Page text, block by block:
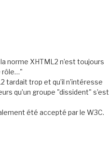
norme XHTML2 n’est toujours
rôle…"
tardait trop et qu’il n’intéresse
qu’un groupe "dissident" s’est
été accepté par le W3C.